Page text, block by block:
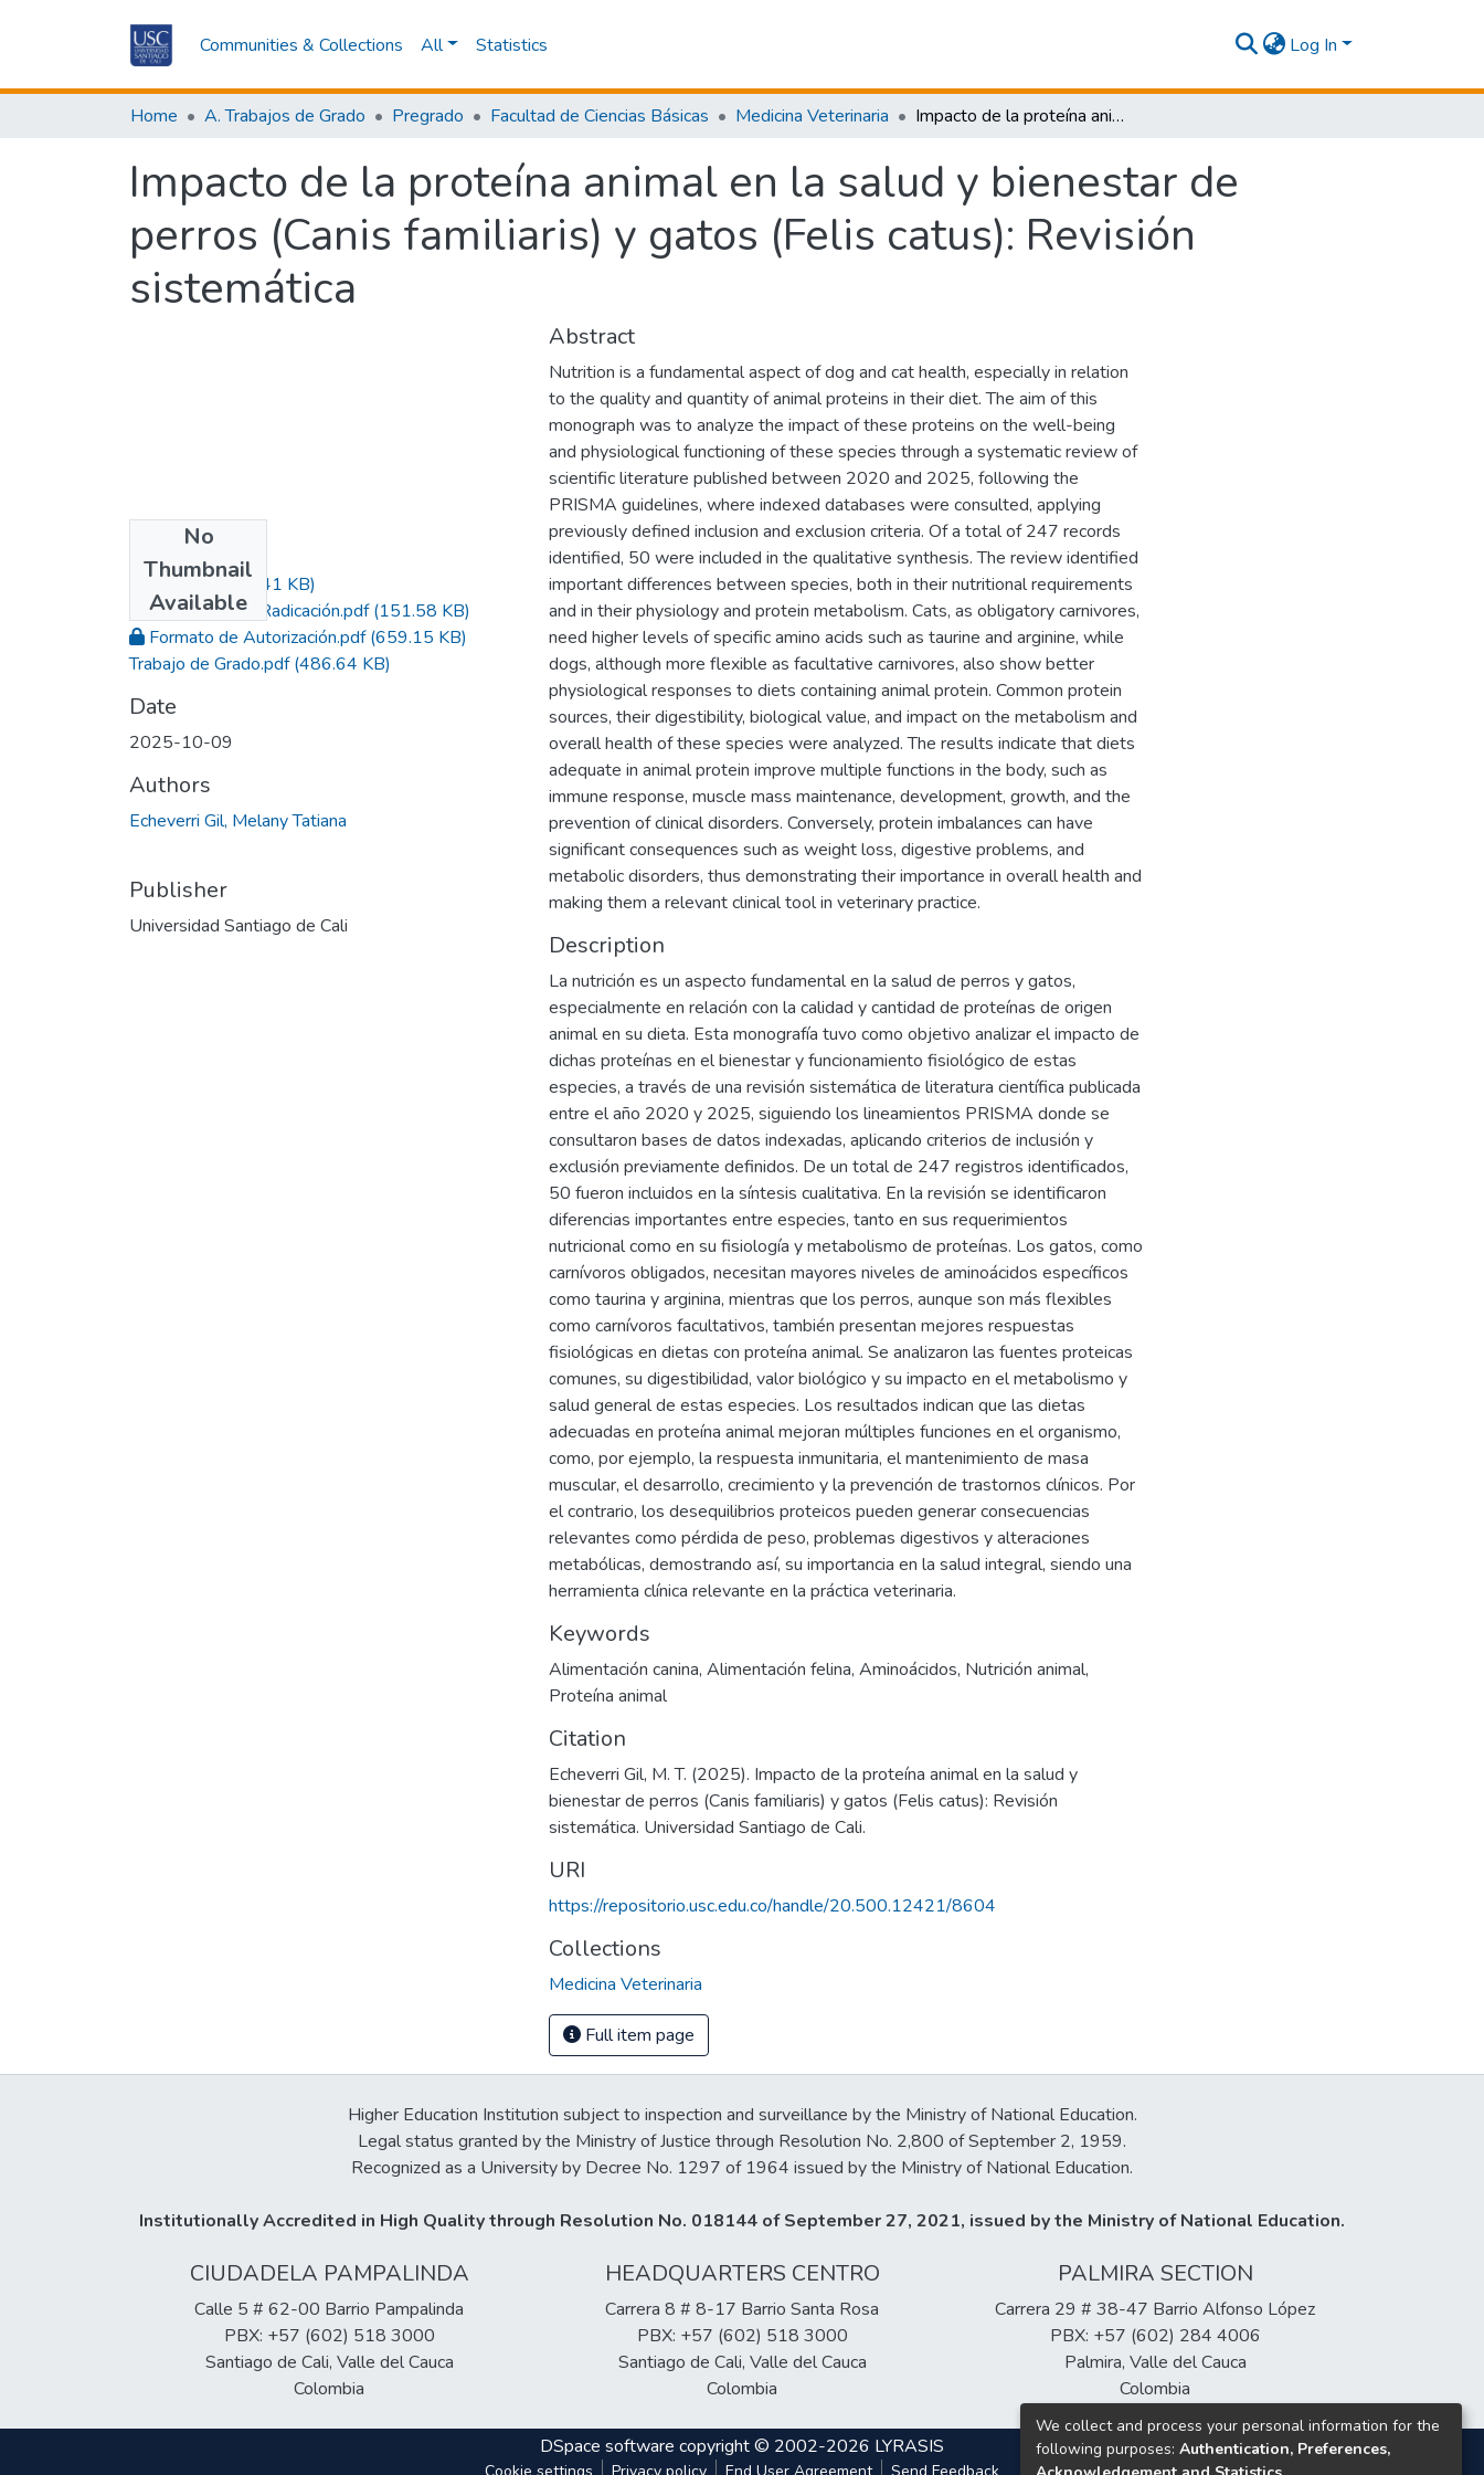
Communities & Collections All Statistics Log In
Home A. Trabajos de Grado Pregrado Facultad de Ciencias Básicas Medicina Veterinaria Impacto de la proteína animal en la salud y bienestar de perros (Canis familiaris) y gatos (Felis catus): Revisión sistemática
Impacto de la proteína animal en la salud y bienestar de
perros (Canis familiaris) y gatos (Felis catus): Revisión
sistemática
No
Thumbnail
Available
Acta.pdf(204.41 KB)
Constancia de Radicación.pdf(151.58 KB)
Formato de Autorización.pdf(659.15 KB)
Trabajo de Grado.pdf(486.64 KB)
Date
2025-10-09
Authors
Echeverri Gil, Melany Tatiana
Publisher
Universidad Santiago de Cali
Abstract
Nutrition is a fundamental aspect of dog and cat health, especially in relation
to the quality and quantity of animal proteins in their diet. The aim of this
monograph was to analyze the impact of these proteins on the well-being
and physiological functioning of these species through a systematic review of
scientific literature published between 2020 and 2025, following the
PRISMA guidelines, where indexed databases were consulted, applying
previously defined inclusion and exclusion criteria. Of a total of 247 records
identified, 50 were included in the qualitative synthesis. The review identified
important differences between species, both in their nutritional requirements
and in their physiology and protein metabolism. Cats, as obligatory carnivores,
need higher levels of specific amino acids such as taurine and arginine, while
dogs, although more flexible as facultative carnivores, also show better
physiological responses to diets containing animal protein. Common protein
sources, their digestibility, biological value, and impact on the metabolism and
overall health of these species were analyzed. The results indicate that diets
adequate in animal protein improve multiple functions in the body, such as
immune response, muscle mass maintenance, development, growth, and the
prevention of clinical disorders. Conversely, protein imbalances can have
significant consequences such as weight loss, digestive problems, and
metabolic disorders, thus demonstrating their importance in overall health and
making them a relevant clinical tool in veterinary practice.
Description
La nutrición es un aspecto fundamental en la salud de perros y gatos,
especialmente en relación con la calidad y cantidad de proteínas de origen
animal en su dieta. Esta monografía tuvo como objetivo analizar el impacto de
dichas proteínas en el bienestar y funcionamiento fisiológico de estas
especies, a través de una revisión sistemática de literatura científica publicada
entre el año 2020 y 2025, siguiendo los lineamientos PRISMA donde se
consultaron bases de datos indexadas, aplicando criterios de inclusión y
exclusión previamente definidos. De un total de 247 registros identificados,
50 fueron incluidos en la síntesis cualitativa. En la revisión se identificaron
diferencias importantes entre especies, tanto en sus requerimientos
nutricional como en su fisiología y metabolismo de proteínas. Los gatos, como
carnívoros obligados, necesitan mayores niveles de aminoácidos específicos
como taurina y arginina, mientras que los perros, aunque son más flexibles
como carnívoros facultativos, también presentan mejores respuestas
fisiológicas en dietas con proteína animal. Se analizaron las fuentes proteicas
comunes, su digestibilidad, valor biológico y su impacto en el metabolismo y
salud general de estas especies. Los resultados indican que las dietas
adecuadas en proteína animal mejoran múltiples funciones en el organismo,
como, por ejemplo, la respuesta inmunitaria, el mantenimiento de masa
muscular, el desarrollo, crecimiento y la prevención de trastornos clínicos. Por
el contrario, los desequilibrios proteicos pueden generar consecuencias
relevantes como pérdida de peso, problemas digestivos y alteraciones
metabólicas, demostrando así, su importancia en la salud integral, siendo una
herramienta clínica relevante en la práctica veterinaria.
Keywords
Alimentación canina, Alimentación felina, Aminoácidos, Nutrición animal,
Proteína animal
Citation
Echeverri Gil, M. T. (2025). Impacto de la proteína animal en la salud y
bienestar de perros (Canis familiaris) y gatos (Felis catus): Revisión
sistemática. Universidad Santiago de Cali.
URI
https://repositorio.usc.edu.co/handle/20.500.12421/8604
Collections
Medicina Veterinaria
Full item page
Higher Education Institution subject to inspection and surveillance by the Ministry of National Education.
Legal status granted by the Ministry of Justice through Resolution No. 2,800 of September 2, 1959.
Recognized as a University by Decree No. 1297 of 1964 issued by the Ministry of National Education.
Institutionally Accredited in High Quality through Resolution No. 018144 of September 27, 2021, issued by the Ministry of National Education.
CIUDADELA PAMPALINDA
Calle 5 # 62-00 Barrio Pampalinda
PBX: +57 (602) 518 3000
Santiago de Cali, Valle del Cauca
Colombia
HEADQUARTERS CENTRO
Carrera 8 # 8-17 Barrio Santa Rosa
PBX: +57 (602) 518 3000
Santiago de Cali, Valle del Cauca
Colombia
PALMIRA SECTION
Carrera 29 # 38-47 Barrio Alfonso López
PBX: +57 (602) 284 4006
Palmira, Valle del Cauca
Colombia
DSpace software copyright © 2002-2026 LYRASIS
We collect and process your personal information for the
following purposes: Authentication, Preferences,